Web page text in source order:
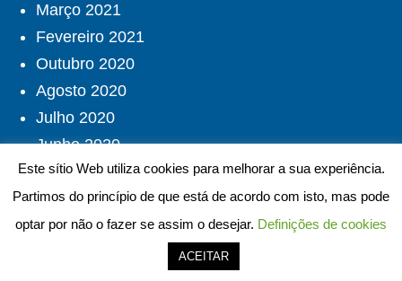
Março 2021
Fevereiro 2021
Outubro 2020
Agosto 2020
Julho 2020
Junho 2020
Maio 2020
Abril 2020
Março 2020
Este sítio Web utiliza cookies para melhorar a sua experiência.
Partimos do princípio de que está de acordo com isto, mas pode
optar por não o fazer se assim o desejar. Definições de cookies
ACEITAR